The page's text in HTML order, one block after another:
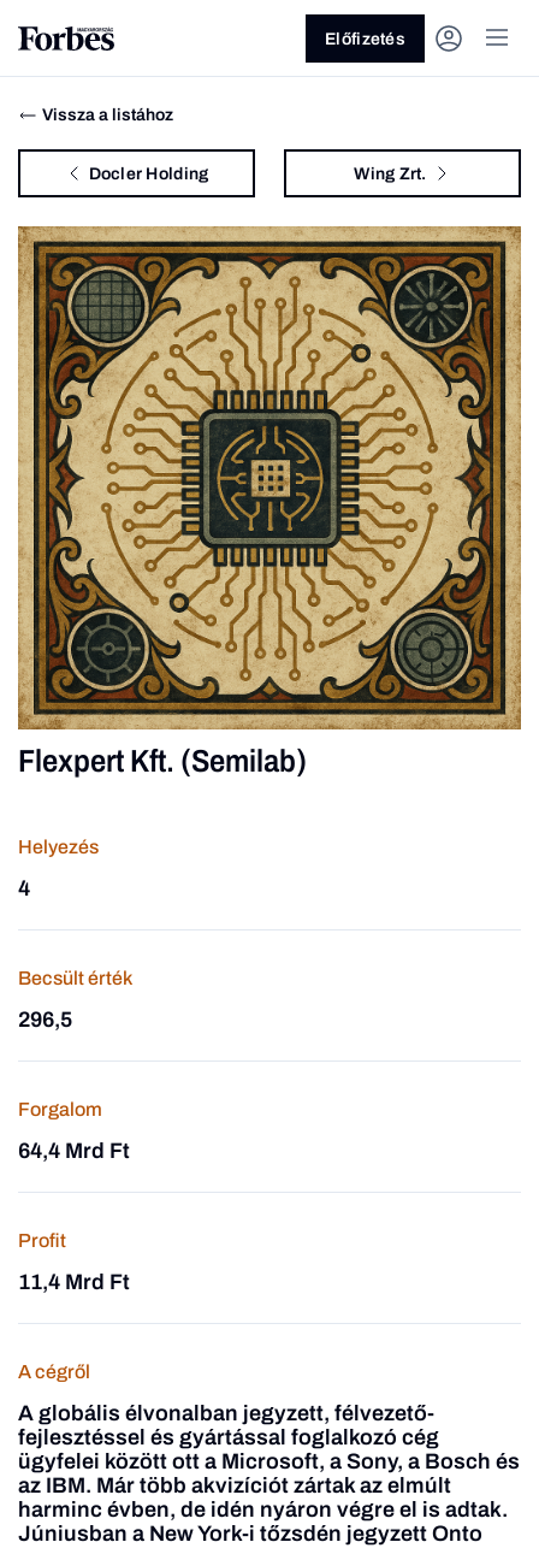
Vagy fedezze fel a következő
témákat
Üzlet Pénz Zöld Legyél jobb!
Előfizetés
Vissza a listához
Docler Holding Wing Zrt.
Flexpert Kft. (Semilab)
Helyezés
4
Becsült érték
296,5
Forgalom
64,4 Mrd Ft
Profit
11,4 Mrd Ft
A cégről
A globális élvonalban jegyzett, félvezető-
fejlesztéssel és gyártással foglalkozó cég
ügyfelei között ott a Microsoft, a Sony, a Bosch és
az IBM. Már több akvizíciót zártak az elmúlt
harminc évben, de idén nyáron végre el is adtak.
Júniusban a New York-i tőzsdén jegyzett Onto